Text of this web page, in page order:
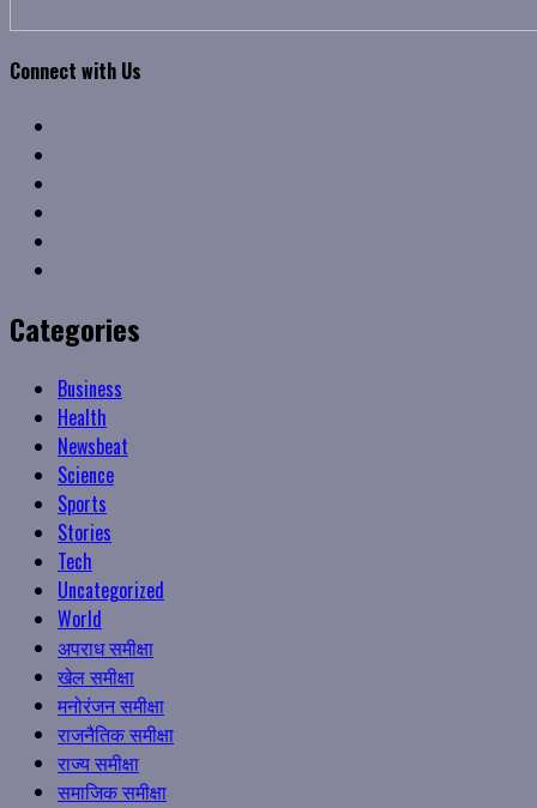
Connect with Us
Categories
Business
Health
Newsbeat
Science
Sports
Stories
Tech
Uncategorized
World
अपराध समीक्षा
खेल समीक्षा
मनोरंजन समीक्षा
राजनैतिक समीक्षा
राज्य समीक्षा
समाजिक समीक्षा